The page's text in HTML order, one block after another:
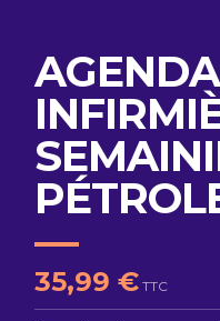
AGENDA
35,99 € TTC